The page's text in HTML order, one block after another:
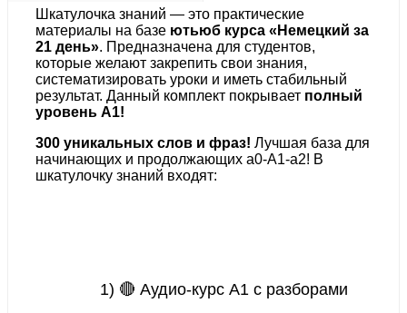
Шкатулочка знаний — это практические
материалы на базе ютьюб курса «Немецкий за
21 день». Предназначена для студентов,
которые желают закрепить свои знания,
систематизировать уроки и иметь стабильный
результат. Данный комплект покрывает полный
уровень А1!
300 уникальных слов и фраз! Лучшая база для
начинающих и продолжающих a0-А1-a2! В
шкатулочку знаний входят:
1) 🔴 Аудио-курс А1 с разборами